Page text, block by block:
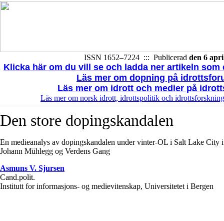
ISSN 1652–7224 ::: Publicerad den 6
Klicka här om du vill se och ladda ner artikeln
Läs mer om dopning på
Läs mer om idrott och medier på
Läs mer om norsk idrott, idrottspolitik och
Den store dopingskandalen
En medieanalys av dopingskandalen under vinter-OL i Salt Lake City
Johann Mühlegg og Verdens Gang
Asmuns V. Sjursen
Cand.polit.
Institutt for informasjons- og medievitenskap, Universitetet i Bergen